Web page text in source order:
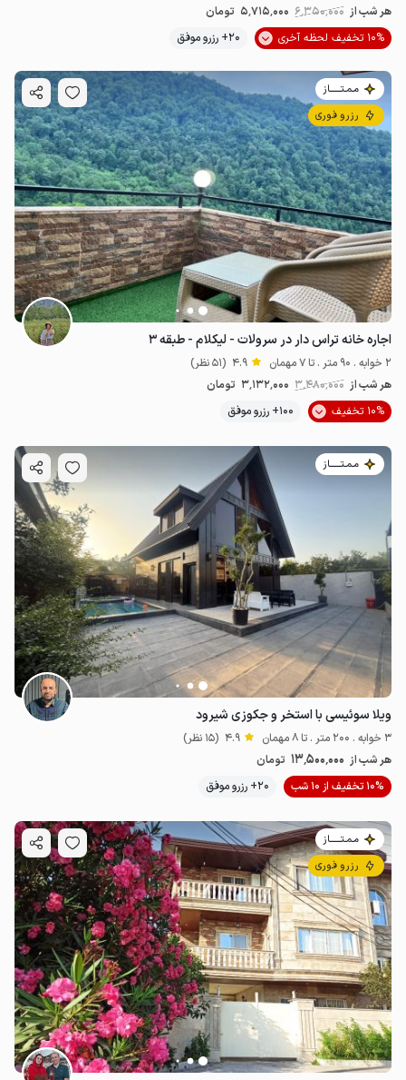
13.5میلیون ت 4.9
3.13میلیون ت 4.9
هر شب از 6٬350٬000 5٬715٬000 تومان
10% تخفیف لحظه آخری
20+ رزرو موفق
مـمـتــــــاز
رزرو فوری
اجاره خانه تراس دار در سرولات - لیکلام - طبقه ۳
2 خوابه . 90 متر . تا 7 مهمان 4.9 (51 نظر)
هر شب از 3٬480٬000 3٬132٬000 تومان
10% تخفیف
100+ رزرو موفق
مـمـتــــــاز
ویلا سوئیسی با استخر و جکوزی شیرود
3 خوابه . 200 متر . تا 8 مهمان 4.9 (15 نظر)
هر شب از 13٬500٬000 تومان
10% تخفیف از 10 شب
20+ رزرو موفق
مـمـتــــــاز
رزرو فوری